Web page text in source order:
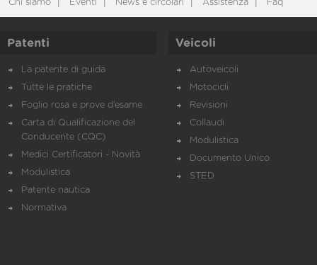
Chi siamo Eventi News e circolari Assistenza Faq
Patenti
La patente di guida
Tutte le pratiche
Foglio rosa e prove d’esame
Carta di Qualificazione del
Conducente (CQC)
Medici Certificatori - Novità
Modulistica
Patente nautica
Normativa
Veicoli
Autoveicoli
Motocicli
Revisioni
Collaudi
Modulistica
Documento Unico
STED